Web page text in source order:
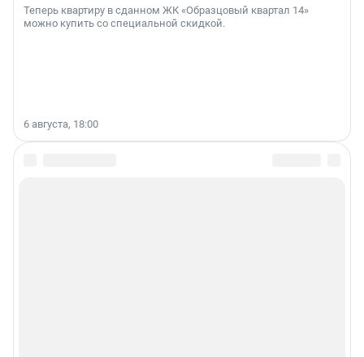
Теперь квартиру в сданном ЖК «Образцовый квартал 14»
можно купить со специальной скидкой.
6 августа, 18:00